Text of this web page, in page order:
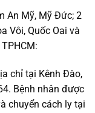
An Mỹ, Mỹ Đức; 2
Vôi, Quốc Oai và
chỉ tại Kênh Đào,
Bệnh nhân được
chuyển cách ly tại